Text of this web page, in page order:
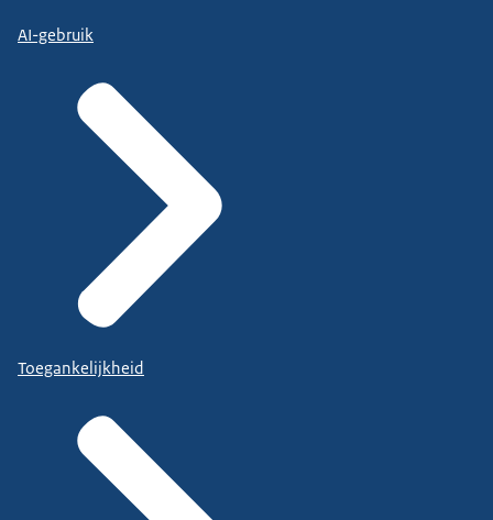
AI-gebruik
Toegankelijkheid